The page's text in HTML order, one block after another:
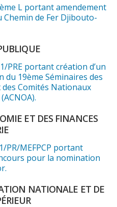
L portant amendement
de Fer Djibouto-
PRE portant création d’un
du 19ème Séminaires des
Comités Nationaux
ET DES FINANCES
PR/MEFPCP portant
pour la nomination
NATIONALE ET DE